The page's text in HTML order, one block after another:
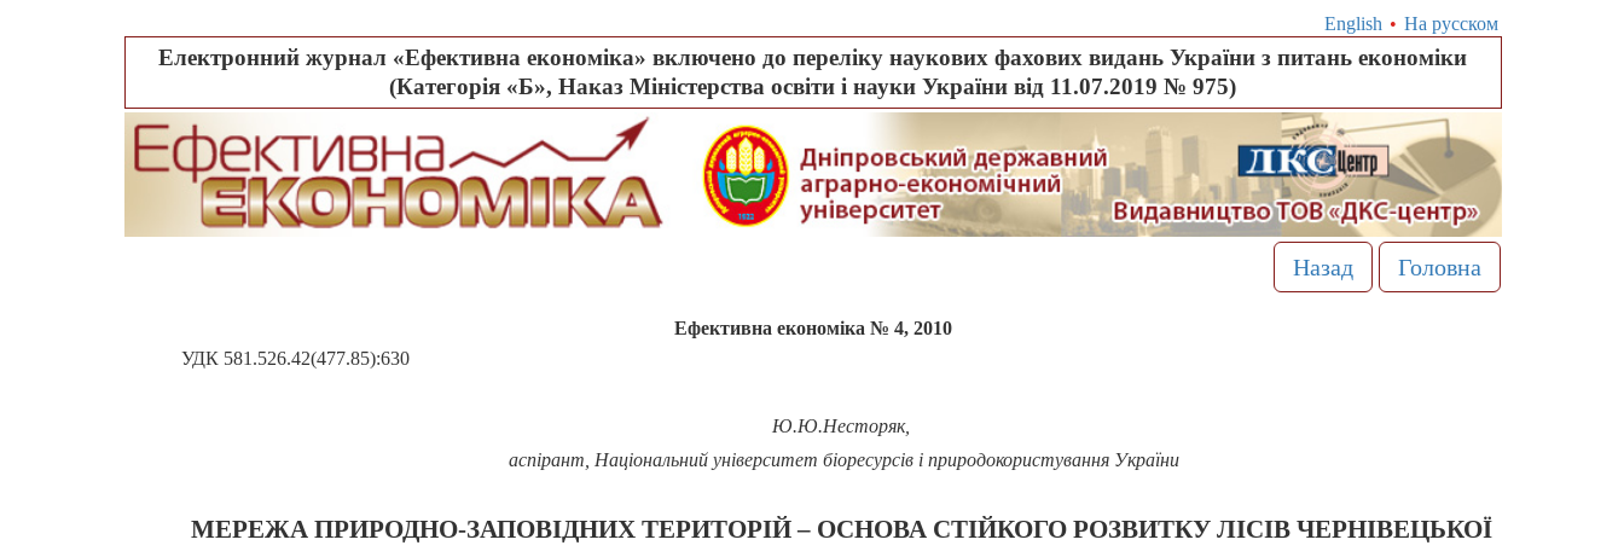
English • На русском
Електронний журнал «Ефективна економіка» включено до переліку наукових фахових видань України з питань економіки
(Категорія «Б», Наказ Міністерства освіти і науки України від 11.07.2019 № 975)
Назад Головна
Ефективна економіка № 4, 2010
УДК 581.526.42(477.85):630
Ю.Ю.Несторяк,
аспірант, Національний університет біоресурсів і природокористування України
МЕРЕЖА ПРИРОДНО-ЗАПОВІДНИХ ТЕРИТОРІЙ – ОСНОВА СТІЙКОГО РОЗВИТКУ ЛІСІВ ЧЕРНІВЕЦЬКОЇ